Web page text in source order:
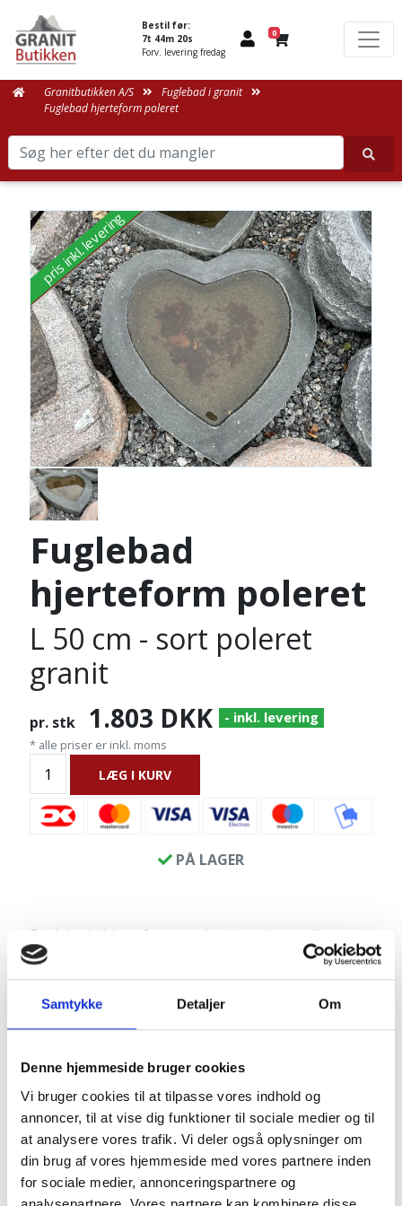
Samtykke Detaljer Om
Denne hjemmeside bruger cookies
Vi bruger cookies til at tilpasse vores indhold og
annoncer, til at vise dig funktioner til sociale medier og til
at analysere vores trafik. Vi deler også oplysninger om
din brug af vores hjemmeside med vores partnere inden
for sociale medier, annonceringspartnere og
pris inkl. levering
Fuglebad
hjerteform poleret
L 50 cm - sort poleret
granit
pr. stk 1.803 DKK - inkl. levering
* alle priser er inkl. moms
LÆG I KURV
PÅ LAGER
Fuglebad i hjerteform med poleret kant udhugget i
sort granit.
Den polerede top står i flot kontrast til de kløvede
sider.
Produktinfo:
Længde: ca. 51 cm
Højde: ca. 9 cm
Dybde: ca. 5 cm
Vægt: ca. 60 kg
Bestil før:
7t 44m 20s
Forv. levering fredag
0
Granitbutikken A/S
Fuglebad i granit
Fuglebad hjerteform poleret